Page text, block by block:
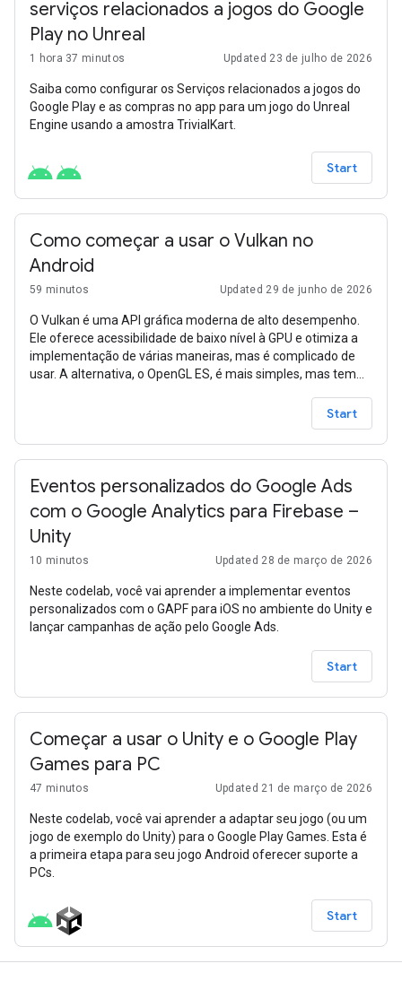
serviços relacionados a jogos do Google
Play no Unreal
1 hora 37 minutos Updated 23 de julho de 2026
Saiba como configurar os Serviços relacionados a jogos do
Google Play e as compras no app para um jogo do Unreal
Engine usando a amostra TrivialKart.
Start
Como começar a usar o Vulkan no
Android
59 minutos Updated 29 de junho de 2026
O Vulkan é uma API gráfica moderna de alto desempenho.
Ele oferece acessibilidade de baixo nível à GPU e otimiza a
implementação de várias maneiras, mas é complicado de
usar. A alternativa, o OpenGL ES, é mais simples, mas tem
em arquitetura de hardware legada. O OpenGL ES foi
descontinuado na maioria das outras plataformas e não
está mais em desenvolvimento ativo. No Android, estamos
planejando descontinuar o OpenGL ES para passar a usar o
Vulkan, mas precisamos preparar os desenvolvedores para
Start
Eventos personalizados do Google Ads
com o Google Analytics para Firebase –
Unity
10 minutos Updated 28 de março de 2026
Neste codelab, você vai aprender a implementar eventos
personalizados com o GAPF para iOS no ambiente do Unity e
lançar campanhas de ação pelo Google Ads.
Start
Começar a usar o Unity e o Google Play
Games para PC
47 minutos Updated 21 de março de 2026
Neste codelab, você vai aprender a adaptar seu jogo (ou um
jogo de exemplo do Unity) para o Google Play Games. Esta é
a primeira etapa para seu jogo Android oferecer suporte a
PCs.
Start